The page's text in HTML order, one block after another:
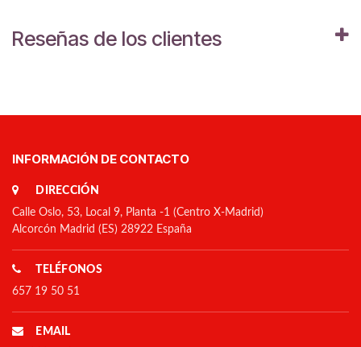
Reseñas de los clientes
INFORMACIÓN DE CONTACTO
DIRECCIÓN
Calle Oslo, 53, Local 9, Planta -1 (Centro X-Madrid)
Alcorcón Madrid (ES) 28922 España
TELÉFONOS
657 19 50 51
EMAIL